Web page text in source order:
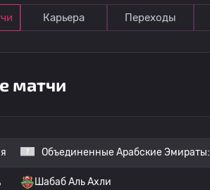
Карьера Переходы
матчи
Объединенные Арабские Эмираты:
Шабаб Аль Ахли